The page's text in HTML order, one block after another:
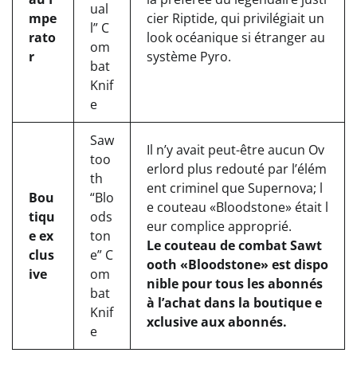
mpe
rato
r
ual
l” C
om
bat
Knif
e
cier Riptide, qui privilégiait un
look océanique si étranger au
système Pyro.
Bou
tiqu
e ex
clus
ive
Saw
too
th
“Blo
ods
ton
e” C
om
bat
Knif
e
Il n’y avait peut-être aucun Ov
erlord plus redouté par l’élém
ent criminel que Supernova; l
e couteau «Bloodstone» était l
eur complice approprié.
Le couteau de combat Sawt
ooth «Bloodstone» est dispo
nible pour tous les abonnés
à l’achat dans la boutique e
xclusive aux abonnés.